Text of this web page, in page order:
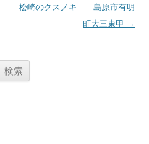
松崎のクスノキ 島原市有明
町大三東甲 →